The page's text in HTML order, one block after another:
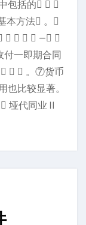
包括的  
本方法 。
    — 
一即期合同
  。⑦货币
也比较显著。
垭代同业Ⅱ